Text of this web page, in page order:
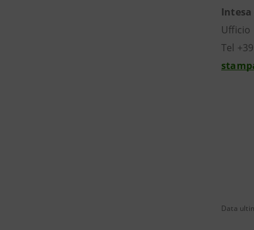
Intesa
Ufficio
Tel
Data